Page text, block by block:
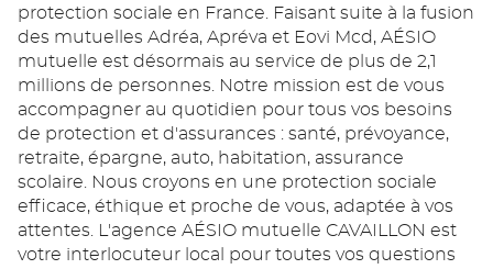
protection sociale en France. Faisant suite à la fusion
des mutuelles Adréa, Apréva et Eovi Mcd, AÉSIO
mutuelle est désormais au service de plus de 2,1
millions de personnes. Notre mission est de vous
accompagner au quotidien pour tous vos besoins
de protection et d'assurances : santé, prévoyance,
retraite, épargne, auto, habitation, assurance
scolaire. Nous croyons en une protection sociale
efficace, éthique et proche de vous, adaptée à vos
attentes. L'agence AÉSIO mutuelle CAVAILLON est
votre interlocuteur local pour toutes vos questions